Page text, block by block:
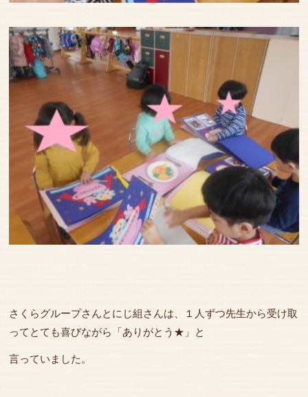
さくらグループさんとにじ組さんは、１人ずつ先生から受け取
ってとても喜びながら「ありがとう★」と
言っていました。